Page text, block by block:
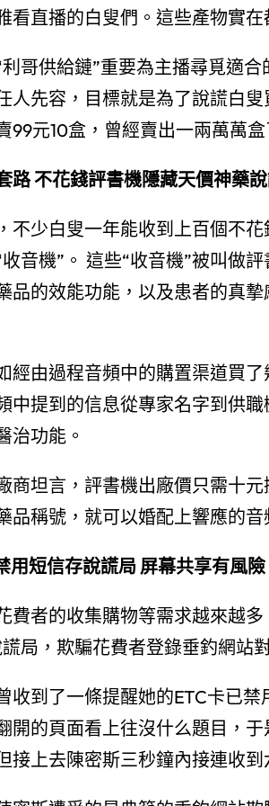
看直播的白叟們。這些產物實
哥供給鏈”重要為主播尋覓適
人先容，目標就是為了說謊白
99元10盒，曾經賣出一兩萬萬
路 不花錢評書機隱藏天價神藥
不少白叟一年能收到上百個不
音機”。 這些“收音機”被叫做
品的效能功能，以及患者的真
經由過程音頻中的購置渠道買
中提到的信息從專家名字到供
治功能。
商坦言，評書機出廠價只需十
品稱號，就可以婚配上響應的
用短信存說謊局 屏幕共享有風險
費者的收集購物等需求越來越
局，欺騙花費者登錄垂釣網站
收到了一條提醒她的ETC卡已
開的頁面看上往沒什么題目，
接上去陳密斯三秒鐘內接連收